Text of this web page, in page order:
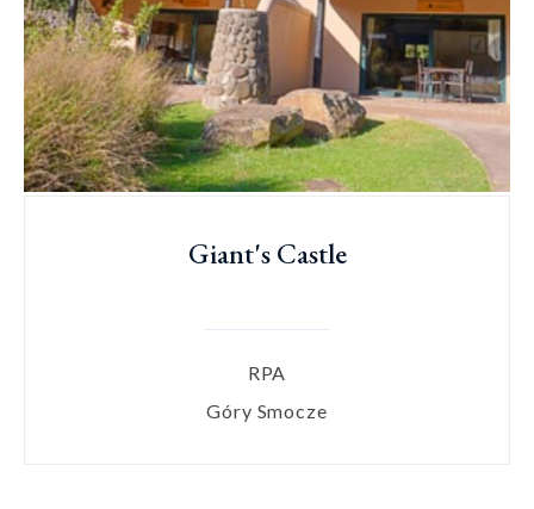
Giant's Castle
RPA
Góry Smocze